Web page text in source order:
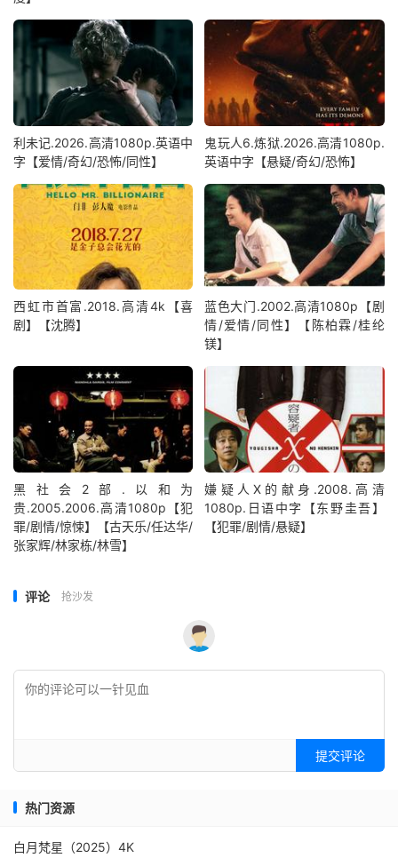
利未记.2026.高清1080p.英语中
字【爱情/奇幻/恐怖/同性】
鬼玩人6.炼狱.2026.高清1080p.
英语中字【悬疑/奇幻/恐怖】
西虹市首富.2018.高清4k【喜
剧】【沈腾】
蓝色大门.2002.高清1080p【剧
情/爱情/同性】【陈柏霖/桂纶
镁】
黑社会2部.以和为
贵.2005.2006.高清1080p【犯
罪/剧情/惊悚】【古天乐/任达华/
张家辉/林家栋/林雪】
嫌疑人X的献身.2008.高清
1080p.日语中字【东野圭吾】
【犯罪/剧情/悬疑】
评论 抢沙发
提交评论
热门资源
白月梵星（2025）4K